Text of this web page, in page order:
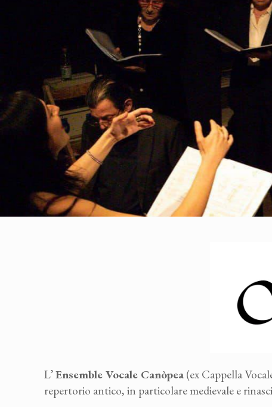
L’Ensemble Vocale Canòpea (ex Cappella
repertorio antico, in particolare medievale e